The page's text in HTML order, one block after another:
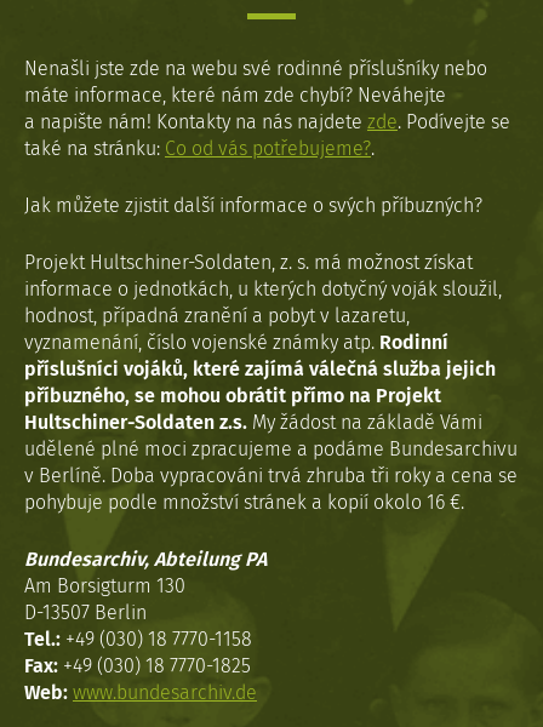
Nenašli jste zde na webu své rodinné příslušníky nebo
máte informace, které nám zde chybí? Neváhejte
a napište nám! Kontakty na nás najdete zde. Podívejte se
také na stránku: Co od vás potřebujeme?.
Jak můžete zjistit další informace o svých příbuzných?
Projekt Hultschiner-Soldaten, z. s. má možnost získat
informace o jednotkách, u kterých dotyčný voják sloužil,
hodnost, případná zranění a pobyt v lazaretu,
vyznamenání, číslo vojenské známky atp. Rodinní
příslušníci vojáků, které zajímá válečná služba jejich
příbuzného, se mohou obrátit přímo na Projekt
Hultschiner-Soldaten z.s. My žádost na základě Vámi
udělené plné moci zpracujeme a podáme Bundesarchivu
v Berlíně. Doba vypracováni trvá zhruba tři roky a cena se
pohybuje podle množství stránek a kopií okolo 16 €.
Bundesarchiv, Abteilung PA
Am Borsigturm 130
D-13507 Berlin
Tel.: +49 (030) 18 7770-1158
Fax: +49 (030) 18 7770-1825
Web: www.bundesarchiv.de